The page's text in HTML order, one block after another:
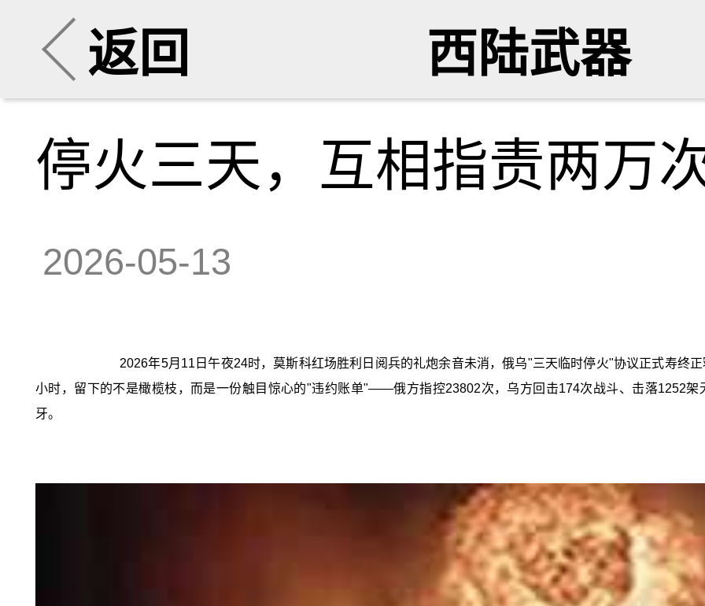
返回 西陆武器
停火三天，互相指责两万
2026-05-13
2026年5月11日午夜24时，莫斯科红场胜利日阅兵的礼炮余音未消，俄乌"三天临时停火"协议正式寿终
小时，留下的不是橄榄枝，而是一份触目惊心的"违约账单"——俄方指控23802次，乌方回击174次战斗、击落1252
牙。